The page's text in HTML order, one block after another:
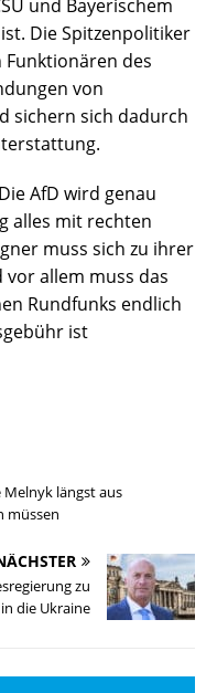
und Bayerischem
ist. Die Spitzenpolitiker
des
von
sichern sich dadurch
AfD wird genau
alles mit rechten
muss sich zu ihrer
allem muss das
Rundfunks endlich
ist
längst aus
müssen
zu
die Ukraine